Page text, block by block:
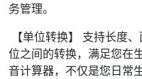
务管理。
【单位转换】 支持长度
位之间的转换，满足您在
音计算器，不仅是您日常